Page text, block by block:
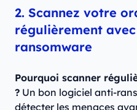
2. Scannez votre
régulièrement
ransomware
Pourquoi scanner
? Un bon logiciel anti-
détecter les menaces